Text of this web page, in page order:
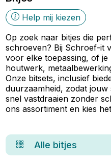
Help mij kiezen
Op zoek naar bitjes die
schroeven? Bij Schroef-it
voor elke toepassing, of
houtwerk,
Onze bitsets, inclusief
duurzaamheid, zodat
snel vastdraaien zonder
ons assortiment en kies
Alle bitjes